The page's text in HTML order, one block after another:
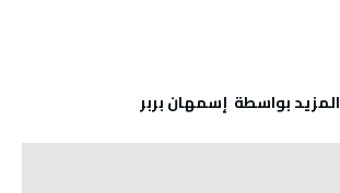
‫‫المزيد بواسطة‬ ‬ إسمهان بربر